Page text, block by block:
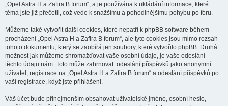
„Opel Astra H a Zafira B forum“, a je používána k ukládání informace, které
téma jste již přečetli, což vede k snažšímu a pohodlnějšímu pohybu po fóru.
Můžeme také vytvořit další cookies, které nepatří k phpBB software během
procházení „Opel Astra H a Zafira B forum“, ale tyto cookies jsou mimo rozsah
tohoto dokumentu, který se zaobírá jen soubory, které vytvořilo phpBB. Druhá
možnost jak můžeme shromažďovat vaše osobní údaje, je vaše odeslání
těchto údajů nám. Toto může zahrnovat: odeslání příspěvků jako anonymní
uživatel, registrace na „Opel Astra H a Zafira B forum“ a odeslání příspěvků po
vaší registrace, když jste přihlášeni.
Váš účet bude přinejmenším obsahovat uživatelské jméno, osobní heslo,